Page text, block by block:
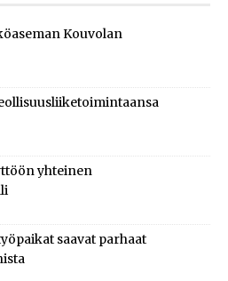
Kouvolan
yhteinen
saavat parhaat